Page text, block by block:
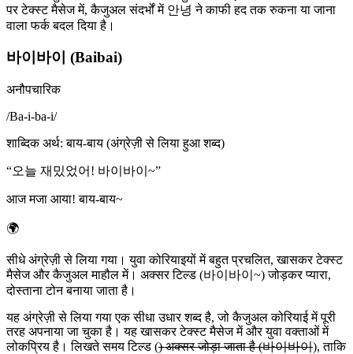
पर टेक्स्ट मैसेज में, कैजुअल संदर्भों में 안녕 ने काफी हद तक रुकना या जाना
वाला फर्क बदल दिया है।
바이바이 (Baibai)
अनौपचारिक
/Ba-i-ba-i/
शाब्दिक अर्थ: बाय-बाय (अंग्रेज़ी से लिया हुआ शब्द)
“오늘 재밌었어! 바이바이~”
आज मजा आया! बाय-बाय~
🌍
सीधे अंग्रेज़ी से लिया गया। युवा कोरियाइयों में बहुत प्रचलित, खासकर टेक्स्ट
मैसेज और कैजुअल माहौल में। अक्सर टिल्ड (바이바이~) जोड़कर प्यारा,
दोस्ताना टोन बनाया जाता है।
यह अंग्रेज़ी से लिया गया एक सीधा उधार शब्द है, जो कैजुअल कोरियाई में पूरी
तरह अपनाया जा चुका है। यह खासकर टेक्स्ट मैसेज में और युवा वक्ताओं में
लोकप्रिय है। लिखते समय टिल्ड () अक्सर जोड़ा जाता है (바이바이), ताकि